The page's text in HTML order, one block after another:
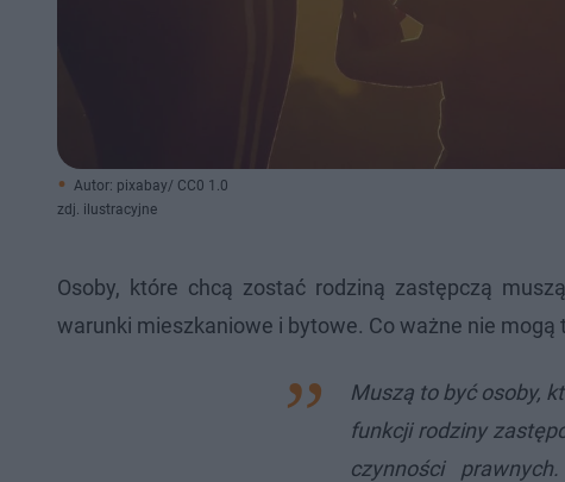
Autor: pixabay/ CC0 1.0
zdj. ilustracyjne
Osoby, które chcą zostać rodziną zastępczą
warunki mieszkaniowe i bytowe. Co ważne nie mogą
Muszą to być osoby,
funkcji rodziny
czynności